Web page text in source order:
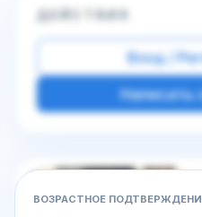
ДЕЙСТВИЯ
Вход /
Написать
Другие фото этой
ВОЗРАСТНОЕ